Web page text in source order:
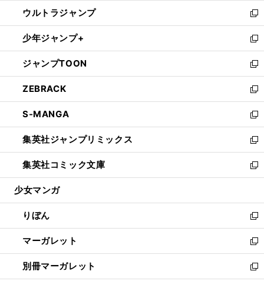
く
で
開
く
ド
ウ
で
開
く
ィ
ン
ド
ウ
で
開
く
し
い
ウ
ィ
ン
ド
ウ
で
開
く
ウルトラジャンプ
新
し
い
ウ
ィ
ン
ド
ウ
で
開
く
少年ジャンプ+
新
し
い
ウ
ィ
ン
ド
ウ
で
開
く
ジャンプTOON
新
し
い
ウ
ィ
ン
ド
ウ
で
開
ZEBRACK
新
し
い
ウ
ィ
ン
ド
ウ
開
く
S-MANGA
新
し
い
ウ
ィ
ン
ウ
で
開
く
集英社ジャンプリミックス
新
し
い
ウ
ン
ド
ウ
で
開
く
集英社コミック文庫
新
し
ウ
ィ
ン
ド
ウ
で
開
少女マンガ
りぼん
新
し
い
ウ
ィ
マーガレット
新
し
い
別冊マーガレット
新